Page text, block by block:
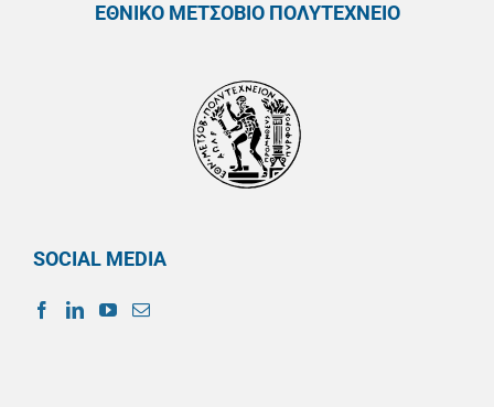
ΕΘΝΙΚΟ ΜΕΤΣΟΒΙΟ ΠΟΛΥΤΕΧΝΕΙΟ
SOCIAL MEDIA